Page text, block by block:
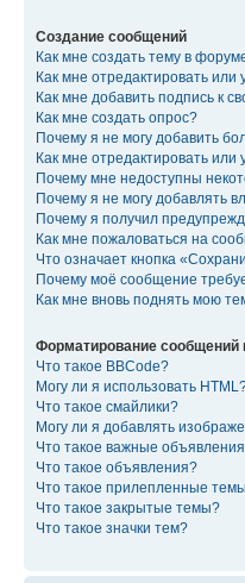
Создание сообщений
Как мне создать тему в
Как мне отредактировать
Как мне добавить подпись к
Как мне создать опрос?
Почему я не могу добавить
Как мне отредактировать или
Почему мне недоступны
Почему я не могу добавлять
Почему я получил
Как мне пожаловаться на
Что означает кнопка
Почему моё сообщение
Как мне вновь поднять мою
Форматирование
Что такое BBCode?
Могу ли я использовать
Что такое смайлики?
Могу ли я добавлять
Что такое важные
Что такое объявления?
Что такое прилепленные
Что такое закрытые темы?
Что такое значки тем?